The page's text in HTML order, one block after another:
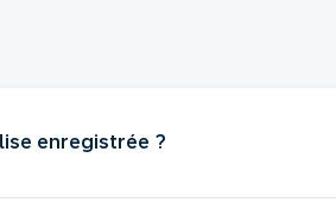
enregistrée ?